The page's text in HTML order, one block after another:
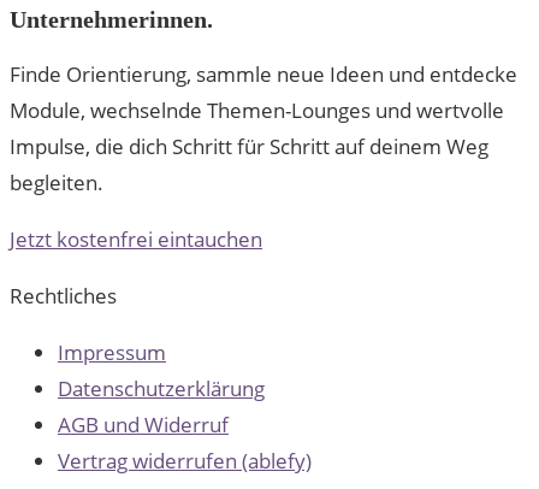
Unternehmerinnen.
Finde Orientierung, sammle neue Ideen und entdecke
Module, wechselnde Themen-Lounges und wertvolle
Impulse, die dich Schritt für Schritt auf deinem Weg
begleiten.
Jetzt kostenfrei eintauchen
Rechtliches
Impressum
Datenschutzerklärung
AGB und Widerruf
Vertrag widerrufen (ablefy)